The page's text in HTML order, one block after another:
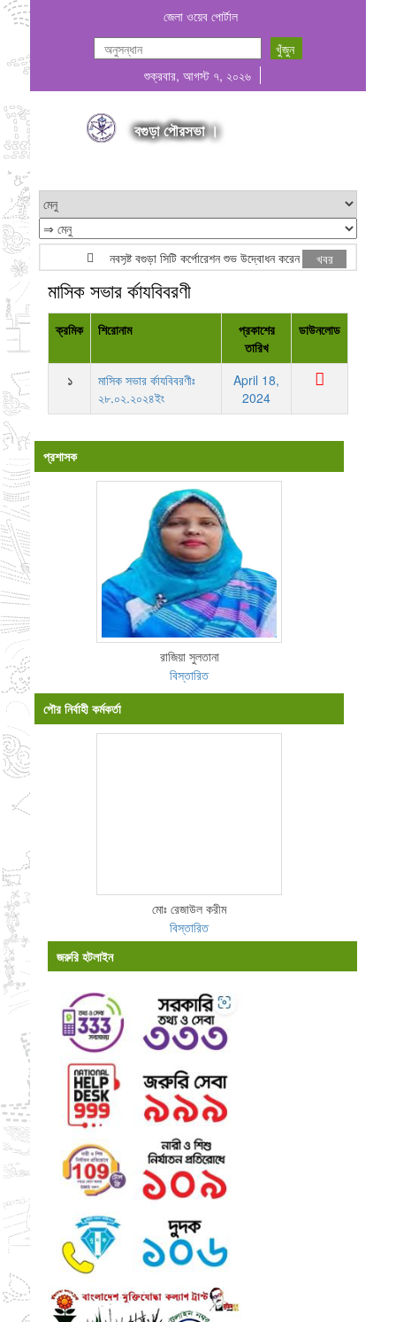
জেলা ওয়েব পোর্টাল
শুক্রবার, আগস্ট ৭, ২০২৬
বগুড়া পৌরসভা ।
নবসৃষ্ট বগুড়া সিটি কর্পোরেশন শুভ উদ্বোধন করেন মাননীয় প্রধানমন্ত্রী জনাব
খবর
মাসিক সভার র্কাযবিবরণী
ক্রমিক শিরোনাম
প্রকাশের
তারিখ
ডাউনলোড
১
মাসিক সভার র্কাযবিবরণীঃ
২৮.০২.২০২৪ইং
April 18,
2024
প্রশাসক
রাজিয়া সুলতানা
বিস্তারিত
পৌর নির্বাহী কর্মকর্তা
মোঃ রেজাউল করীম
বিস্তারিত
জরুরি হটলাইন